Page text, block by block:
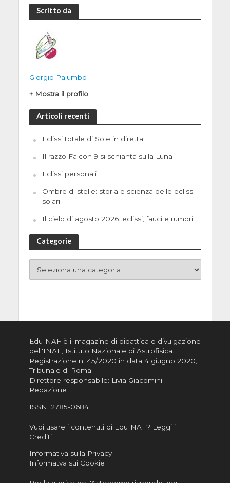
Scritto da
Giorgio Palumbo
+ Mostra il profilo
Articoli recenti
Eclissi totale di Sole in diretta
Il razzo Falcon 9 si schianta sulla Luna
Eclissi personali
Ombre di stelle: storia e scienza delle eclissi
solari
Il cielo di agosto 2026: eclissi, fauci e rumori
Categorie
EduINAF è il magazine di didattica e divulgazione
dell'INAF, Istituto Nazionale di Astrofisica.
Registrazione n. 45/2020 in data 4 giugno 2020,
Tribunale di Roma
Direttore responsabile: Livia Giacomini
Redazione
ISSN: 2785-0684
Vuoi usare i contenuti di EduINAF? Leggi i
Crediti.
Informativa sulla Privacy
Informatva sui Cookie